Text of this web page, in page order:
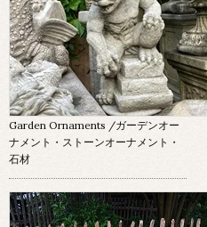
Garden Ornaments /ガーデンオー
ナメント・ストーンオーナメント・
石材